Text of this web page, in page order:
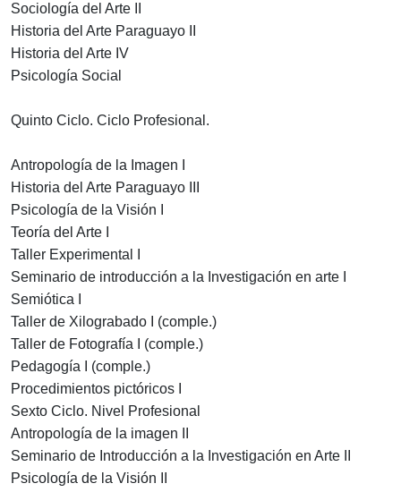
Sociología del Arte II
Historia del Arte Paraguayo II
Historia del Arte IV
Psicología Social
Quinto Ciclo. Ciclo Profesional.
Antropología de la Imagen I
Historia del Arte Paraguayo III
Psicología de la Visión I
Teoría del Arte I
Taller Experimental I
Seminario de introducción a la Investigación en arte I
Semiótica I
Taller de Xilograbado I (comple.)
Taller de Fotografía I (comple.)
Pedagogía I (comple.)
Procedimientos pictóricos I
Sexto Ciclo. Nivel Profesional
Antropología de la imagen II
Seminario de Introducción a la Investigación en Arte II
Psicología de la Visión II